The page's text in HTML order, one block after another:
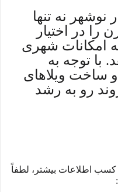
نوشهر نه تنها
در اختیار
امکانات شهری
با توجه به
ساخت ویلاهای
رو به رشد
کسب اطلاعات بیشتر، لطفاً